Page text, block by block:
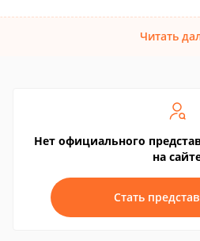
Читать
Нет официального
на
Стать